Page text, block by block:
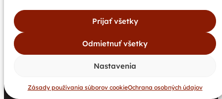
Prijať všetky
Odmietnuť všetky
Nastavenia
Zásady používania súborov cookieOchrana osobných údajov
Kontakt
Slovenská 30
Navigácia